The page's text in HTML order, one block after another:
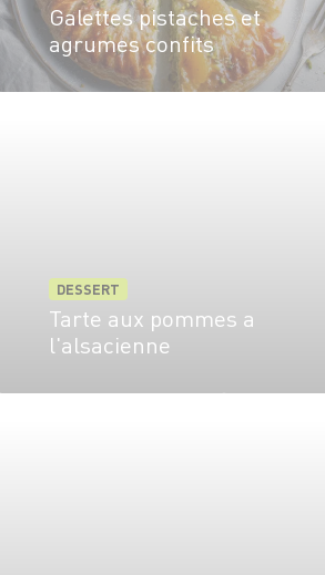
Galettes pistaches et
agrumes confits
DESSERT
Tarte aux pommes a
l'alsacienne